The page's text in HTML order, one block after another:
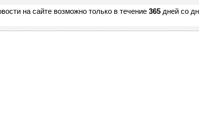
на сайте возможно только в течение 365 дней со